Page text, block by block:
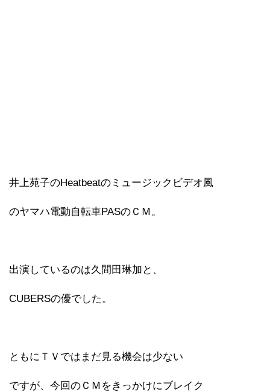
井上苑子のHeatbeatのミュージックビデオ風
のヤマハ電動自転車PASのＣＭ。
出演しているのは久間田琳加と、
CUBERSの優でした。
ともにＴＶではまだ見る機会は少ない
ですが、今回のＣＭをきっかけにブレイク